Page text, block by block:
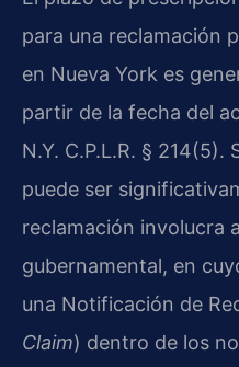
para una reclamación
en Nueva York es
partir de la fecha del
N.Y. C.P.L.R. § 214(5).
puede ser
reclamación involucra
gubernamental, en
una Notificación de
Claim) dentro de los